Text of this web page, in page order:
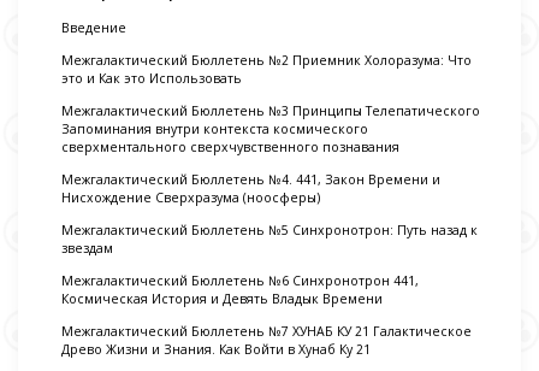
Введение
Межгалактический Бюллетень №2 Приемник Холоразума: Что
это и Как это Использовать
Межгалактический Бюллетень №3 Принципы Телепатического
Запоминания внутри контекста космического
сверхментального сверхчувственного познавания
Межгалактический Бюллетень №4. 441, Закон Времени и
Нисхождение Сверхразума (ноосферы)
Межгалактический Бюллетень №5 Синхронотрон: Путь назад к
звездам
Межгалактический Бюллетень №6 Синхронотрон 441,
Космическая История и Девять Владык Времени
Межгалактический Бюллетень №7 ХУНАБ КУ 21 Галактическое
Древо Жизни и Знания. Как Войти в Хунаб Ку 21